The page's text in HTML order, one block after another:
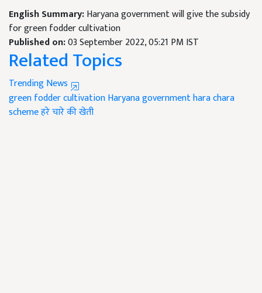
English Summary:Haryana government will give the subsidy
for green fodder cultivation
Published on:03 September 2022, 05:21 PM IST
Related Topics
Trending News
green fodder cultivationHaryana governmenthara chara
schemeहरे चारे की खेती